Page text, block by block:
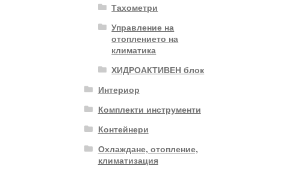
Тахометри
Управление на
отоплението на
климатика
ХИДРОАКТИВЕН блок
Интериор
Комплекти инструменти
Контейнери
Охлаждане, отопление,
климатизация